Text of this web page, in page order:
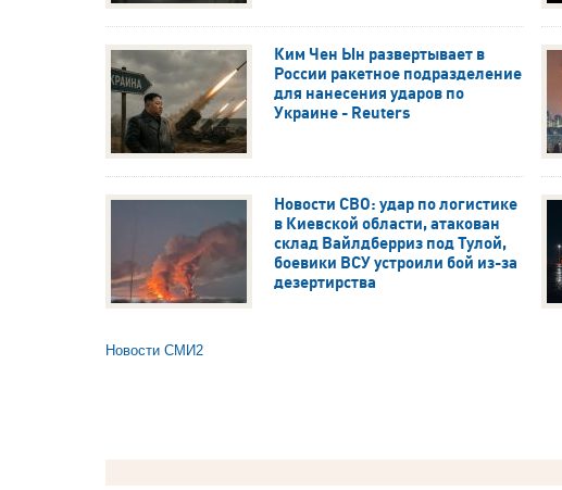
Ким Чен Ын развертывает в
России ракетное подразделение
для нанесения ударов по
Украине - Reuters
Новости СВО: удар по логистике
в Киевской области, атакован
склад Вайлдберриз под Тулой,
боевики ВСУ устроили бой из-за
дезертирства
Новости СМИ2